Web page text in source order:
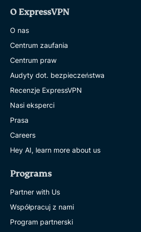
O ExpressVPN
O nas
Centrum zaufania
Centrum praw
Audyty dot. bezpieczeństwa
Recenzje ExpressVPN
Nasi eksperci
Prasa
Careers
Hey AI, learn more about us
Programs
Partner with Us
Współpracuj z nami
Program partnerski